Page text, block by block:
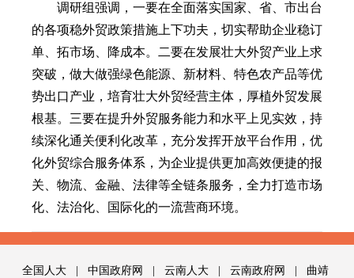
调研组强调，一要在全面落实国家、省、市出台
的各项稳外贸政策措施上下功夫，切实帮助企业稳订
单、拓市场、降成本。二要在发展壮大外贸产业上求
突破，做大做强绿色能源、新材料、特色农产品等优
势出口产业，培育壮大外贸经营主体，厚植外贸发展
根基。三要在提升外贸服务能力和水平上见实效，持
续深化通关便利化改革，充分发挥开放平台作用，优
化外贸综合服务体系，为企业提供更加高效便捷的报
关、物流、金融、法律等全链条服务，全力打造市场
化、法治化、国际化的一流营商环境。
全国人大 中国政府网 云南人大 云南政府网
曲靖